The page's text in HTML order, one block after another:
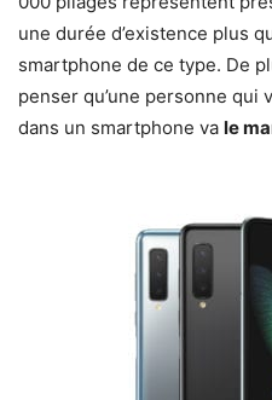
une durée d’existence plus
smartphone de ce type. De
penser qu’une personne qui
dans un smartphone va le